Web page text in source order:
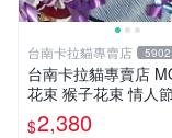
台南卡拉貓專賣店 5902
台南卡拉貓專賣店
花束 猴子花束 情人
選一 可繡字 可今天
$2,380